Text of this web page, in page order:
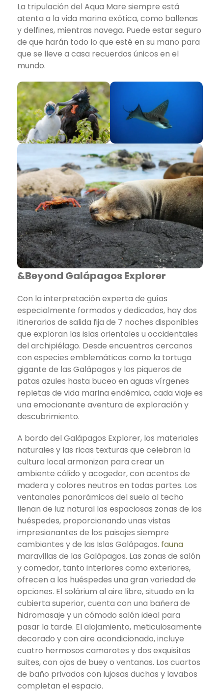
La tripulación del Aqua Mare siempre está
atenta a la vida marina exótica, como ballenas
y delfines, mientras navega. Puede estar seguro
de que harán todo lo que esté en su mano para
que se lleve a casa recuerdos únicos en el
mundo.
&Beyond Galápagos Explorer
Con la interpretación experta de guías
especialmente formados y dedicados, hay dos
itinerarios de salida fija de 7 noches disponibles
que exploran las islas orientales u occidentales
del archipiélago. Desde encuentros cercanos
con especies emblemáticas como la tortuga
gigante de las Galápagos y los piqueros de
patas azules hasta buceo en aguas vírgenes
repletas de vida marina endémica, cada viaje es
una emocionante aventura de exploración y
descubrimiento.
A bordo del Galápagos Explorer, los materiales
naturales y las ricas texturas que celebran la
cultura local armonizan para crear un
ambiente cálido y acogedor, con acentos de
madera y colores neutros en todas partes. Los
ventanales panorámicos del suelo al techo
llenan de luz natural las espaciosas zonas de los
huéspedes, proporcionando unas vistas
impresionantes de los paisajes siempre
cambiantes y de las Islas Galápagos. fauna
maravillas de las Galápagos. Las zonas de salón
y comedor, tanto interiores como exteriores,
ofrecen a los huéspedes una gran variedad de
opciones. El solárium al aire libre, situado en la
cubierta superior, cuenta con una bañera de
hidromasaje y un cómodo salón ideal para
pasar la tarde. El alojamiento, meticulosamente
decorado y con aire acondicionado, incluye
cuatro hermosos camarotes y dos exquisitas
suites, con ojos de buey o ventanas. Los cuartos
de baño privados con lujosas duchas y lavabos
completan el espacio.